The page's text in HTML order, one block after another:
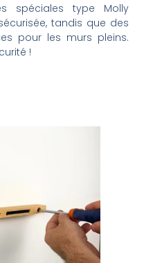
spéciales type Molly
tandis que des
pour les murs pleins.
!